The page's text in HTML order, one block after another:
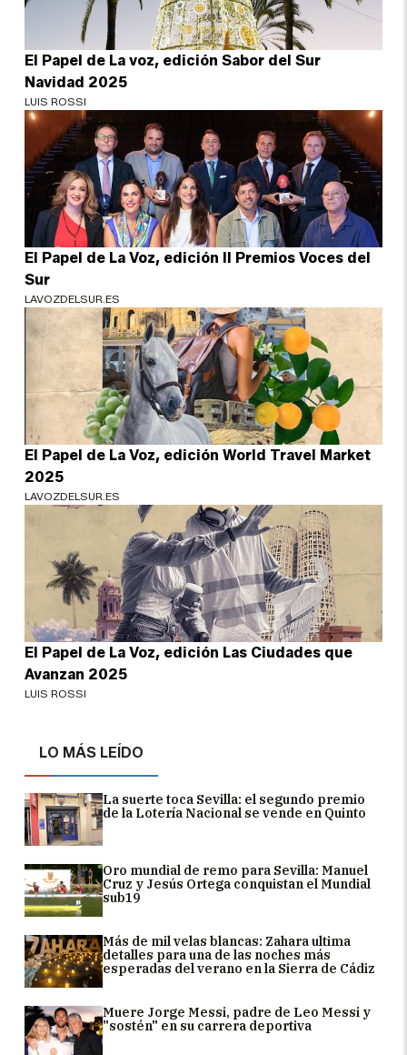
LO MÁS LEÍDO
La suerte toca Sevilla: el segundo premio
de la Lotería Nacional se vende en Quinto
Oro mundial de remo para Sevilla: Manuel
Cruz y Jesús Ortega conquistan el Mundial
sub19
Más de mil velas blancas: Zahara ultima
detalles para una de las noches más
esperadas del verano en la Sierra de Cádiz
Muere Jorge Messi, padre de Leo Messi y
"sostén" en su carrera deportiva
El Papel de La voz, edición Sabor del Sur
Navidad 2025
LUIS ROSSI
El Papel de La Voz, edición II Premios Voces del
Sur
LAVOZDELSUR.ES
El Papel de La Voz, edición World Travel Market
2025
LAVOZDELSUR.ES
El Papel de La Voz, edición Las Ciudades que
Avanzan 2025
LUIS ROSSI